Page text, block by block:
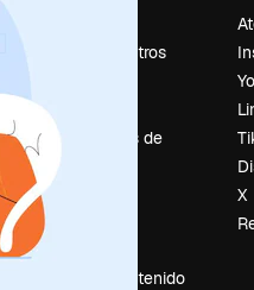
Sobre nosotros
Tendencias de
búsqueda
Vender contenido
X